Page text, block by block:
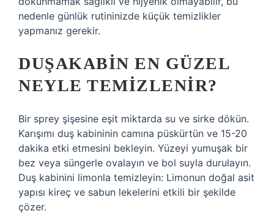
nedenle günlük rutininizde küçük temizlikler
yapmanız gerekir.
DUŞAKABIN EN GÜZEL
NEYLE TEMIZLENIR?
Bir sprey şişesine eşit miktarda su ve sirke dökün.
Karışımı duş kabininin camına püskürtün ve 15-20
dakika etki etmesini bekleyin. Yüzeyi yumuşak bir
bez veya süngerle ovalayın ve bol suyla durulayın.
Duş kabinini limonla temizleyin: Limonun doğal asit
yapısı kireç ve sabun lekelerini etkili bir şekilde
çözer.